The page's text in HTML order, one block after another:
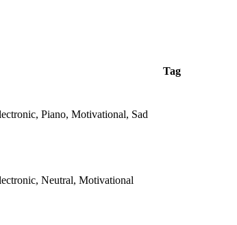
Tag
Piano, Motivational, Sad
Neutral, Motivational